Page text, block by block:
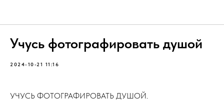
Учусь фотографировать душой
2024-10-21 11:16
УЧУСЬ ФОТОГРАФИРОВАТЬ ДУШОЙ.